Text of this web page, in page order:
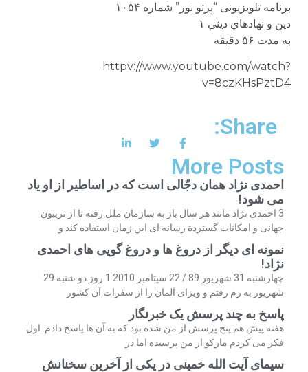
برنامه تلويزيونى “پرتو نور” شماره ۱۰۵۴
دين و نهادهاي ديني ۱
به مدت ۵۶ دقيقه
httpv://www.youtube.com/watch?
v=8czKHsPztD4
Share:
More Posts
احمدی نژاد همان دجّالی است که در اساطیر از او یاد
می شود!
3 احمدی نژاد مانند هر سال باز به سازمان ملل رفته تا از تریبون
جهانی و امکانات گستردة رسانه ای این زمان استفاده کند و
نمونه ای دیگر از دروغ ها و دروغ گویی های احمدی
نژاد!
چهارشنبه 31 شهریور 89 / 22 سپتامبر 2010 1 روز دو شنبه 29
شهریور به رم رفتم و ویزای آلمان را از سفرات آن کشور
پاسخ به چند پرسش یک خبرنگار
هفته پیش هم پنج پرسش از من شده بود که به آن ها پاسخ دادم. اول
فکر می کردم مارکو از من پرسیده اما در
سیمای آیت الله خمینی در یکی از آخرین سخنانش